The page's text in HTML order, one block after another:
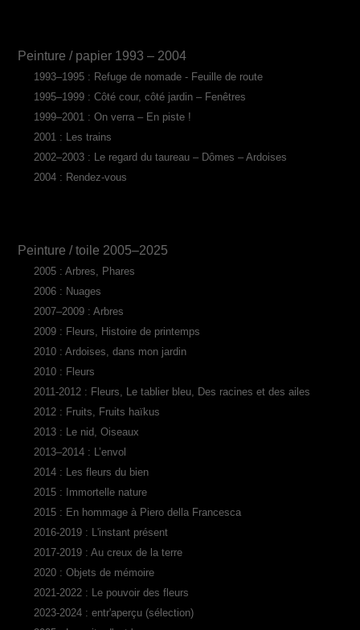
Peinture / papier 1993 – 2004
1993–1995 : Refuge de nomade - Feuille de route
1995–1999 : Côté cour, côté jardin – Fenêtres
1999–2001 : On verra – En piste !
2001 : Les trains
2002–2003 : Le regard du taureau – Dômes – Ardoises
2004 : Rendez-vous
Peinture / toile 2005–2025
2005 : Arbres, Phares
2006 : Nuages
2007–2009 : Arbres
2009 : Fleurs, Histoire de printemps
2010 : Ardoises, dans mon jardin
2010 : Fleurs
2011-2012 : Fleurs, Le tablier bleu, Des racines et des ailes
2012 : Fruits, Fruits haïkus
2013 : Le nid, Oiseaux
2013–2014 : L’envol
2014 : Les fleurs du bien
2015 : Immortelle nature
2015 : En hommage à Piero della Francesca
2016-2019 : L'instant présent
2017-2019 : Au creux de la terre
2020 : Objets de mémoire
2021-2022 : Le pouvoir des fleurs
2023-2024 : entr'aperçu (sélection)